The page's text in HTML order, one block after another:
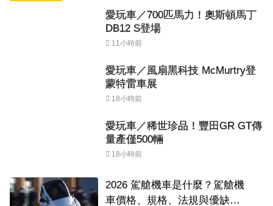
愛玩車／700匹馬力！奧斯頓馬丁
DB12 S登場
11小時前
愛玩車／風扇黑科技 McMurtry登
蒙特雷車展
18小時前
愛玩車／稀世珍品！豐田GR GT傳
量產僅500輛
18小時前
2026 駕艙機車是什麼？駕艙機
車價格、規格、法規與優缺點